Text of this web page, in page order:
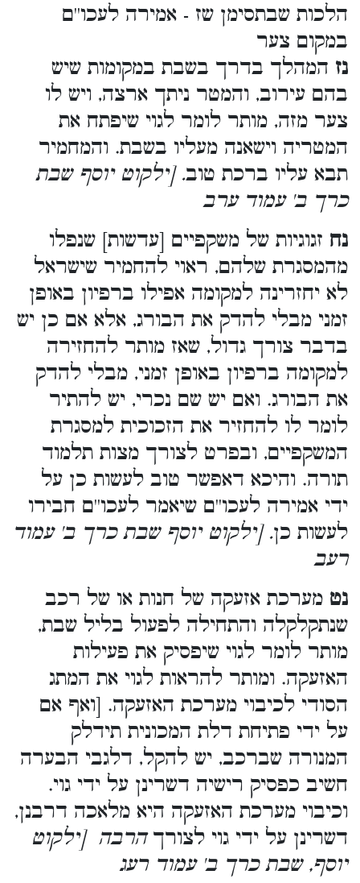
הלכות שבתסימן שז - אמירה לעכו''ם
במקום צער
נז המהלך בדרך בשבת במקומות שיש
בהם עירוב, והמטר ניתך ארצה, ויש לו
צער מזה, מותר לומר לגוי שיפתח את
המטריה וישאנה מעליו בשבת. והמחמיר
תבא עליו ברכת טוב. [ילקוט יוסף שבת
כרך ב' עמוד ערב
נח זגוגיות של משקפיים [עדשות] שנפלו
מהמסגרת שלהם, ראוי להחמיר שישראל
לא יחזרינה למקומה אפילו ברפיון באופן
זמני מבלי להדק את הבורג, אלא אם כן יש
בדבר צורך גדול, שאז מותר להחזירה
למקומה ברפיון באופן זמני, מבלי להדק
את הבורג. ואם יש שם נכרי, יש להתיר
לומר לו להחזיר את הזכוכית למסגרת
המשקפיים, ובפרט לצורך מצות תלמוד
תורה. והיכא דאפשר טוב לעשות כן על
ידי אמירה לעכו''ם שיאמר לעכו''ם חבירו
לעשות כן. [ילקוט יוסף שבת כרך ב' עמוד
רעב
נט מערכת אזעקה של חנות או של רכב
שנתקלקלה והתחילה לפעול בליל שבת,
מותר לומר לגוי שיפסיק את פעילות
האזעקה. ומותר להראות לגוי את המתג
הסודי לכיבוי מערכת האזעקה. [ואף אם
על ידי פתיחת דלת המכונית תידלק
המנורה שברכב, יש להקל, דלגבי הבערה
חשיב כפסיק רישיה דשרינן על ידי גוי.
וכיבוי מערכת האזעקה היא מלאכה דרבנן,
דשרינן על ידי גוי לצורךהרבה [ילקוט
יוסף, שבת כרך ב' עמוד רעג